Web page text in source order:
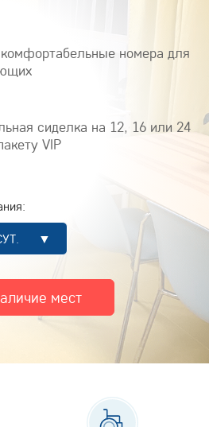
номера для
сиделка на 12, 16 или 24
VIP
СУТ. ▼
мест